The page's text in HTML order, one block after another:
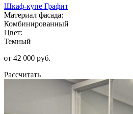
Шкаф-купе Графит
Материал фасада:
Комбинированный
Цвет:
Темный
от 42 000 руб.
Рассчитать